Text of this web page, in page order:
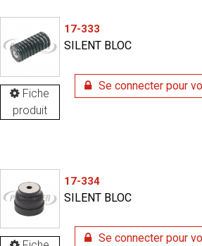
Fiche
produit
17-333
SILENT BLOC
Se connecter pour
17-334
SILENT BLOC
Se connecter pour